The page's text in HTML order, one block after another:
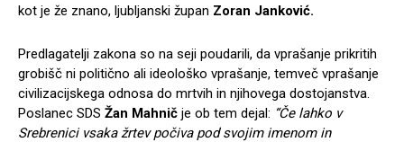
kot je že znano, ljubljanski župan Zoran Janković.
Predlagatelji zakona so na seji poudarili, da vprašanje prikritih
grobišč ni politično ali ideološko vprašanje, temveč vprašanje
civilizacijskega odnosa do mrtvih in njihovega dostojanstva.
Poslanec SDS Žan Mahnič je ob tem dejal: “Če lahko v
Srebrenici vsaka žrtev počiva pod svojim imenom in